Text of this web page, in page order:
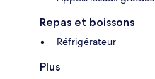
Repas et boissons
Réfrigérateur
Plus